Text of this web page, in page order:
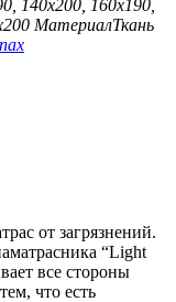
140х200, 160х190,
МатериалТкань
от загрязнений.
“Light
все стороны
что есть